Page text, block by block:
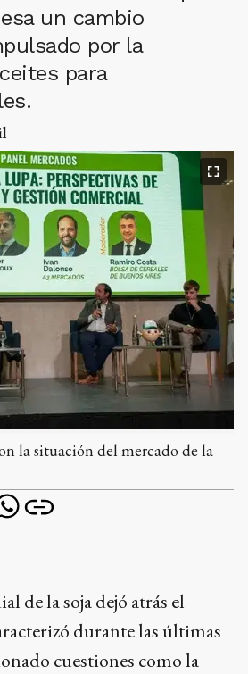
un cambio
por la
para
la situación del mercado de la
de la soja dejó atrás el
durante las últimas
cuestiones como la